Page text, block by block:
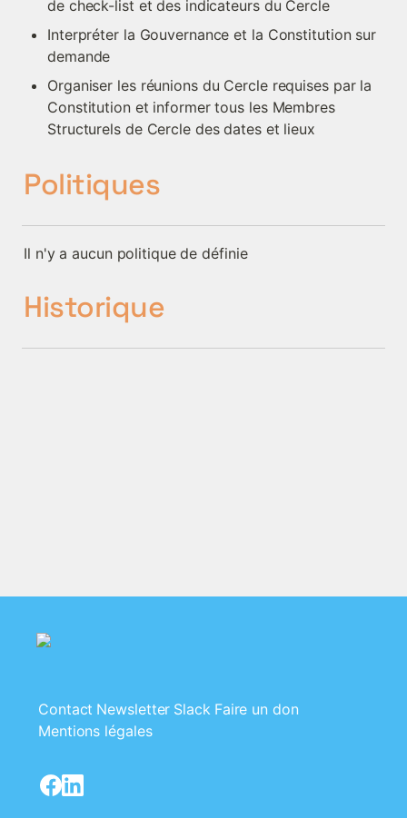
de check-list et des indicateurs du Cercle
Interpréter la Gouvernance et la Constitution sur
demande
Organiser les réunions du Cercle requises par la
Constitution et informer tous les Membres
Structurels de Cercle des dates et lieux
Politiques
Il n'y a aucun politique de définie
Historique
Contact Newsletter Slack Faire un don
Mentions légales